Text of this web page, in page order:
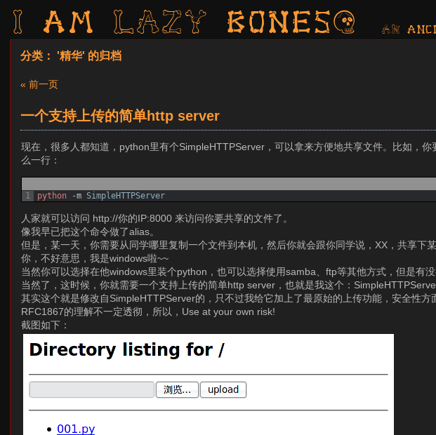
I am LAZY bones? AN
分类： '精华' 的归档
« 前一页
一个支持上传的简单http server
现在，很多人都知道，python里有个SimpleHTTPServer，可以拿来方便地共享文件。比如，
么一行：
1
python -m SimpleHTTPServer
人家就可以访问 http://你的IP:8000 来访问你要共享的文件了。
像我早已把这个命令做了alias。
但是，某一天，你需要从同学哪里复制一个文件到本机，然后你就会跟你同学说，XX，共享
你，不好意思，我是windows啦~~
当然你可以选择在他windows里装个python，也可以选择使用samba、ftp等其他方式，但是有
当然了，这时候，你就需要一个支持上传的简单http server，也就是我这个：
其实这个就是修改自SimpleHTTPServer的，只不过我给它加上了最原始的上传功能，安全性
RFC1867的理解不一定透彻，所以，Use at your own risk!
截图如下：